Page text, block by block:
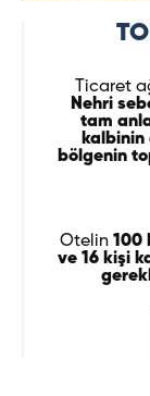
Ticaret
Nehri
tam
kalbinin
bölgenin
Otelin 100
ve 16 kişi